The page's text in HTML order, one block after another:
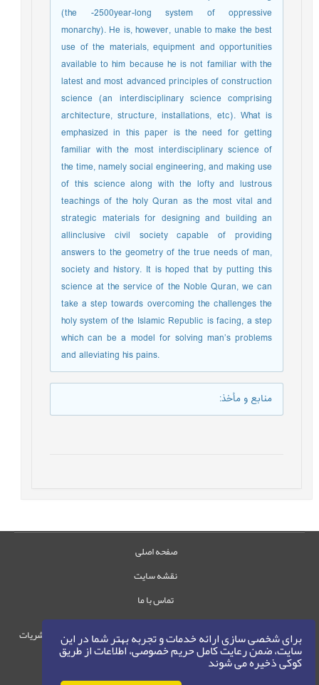
برای شخصی سازی ارائه خدمات و تجربه بهتر شما در این
سایت، ضمن رعایت کامل حریم خصوصی، اطلاعات از طریق
کوکی ذخیره می شوند
(the -2500year-long system of oppressive
monarchy). He is, however, unable to make the best
use of the materials, equipment and opportunities
available to him because he is not familiar with the
latest and most advanced principles of construction
science (an interdisciplinary science comprising
architecture, structure, installations, etc). What is
emphasized in this paper is the need for getting
familiar with the most interdisciplinary science of
the time, namely social engineering, and making use
of this science along with the lofty and lustrous
teachings of the holy Quran as the most vital and
strategic materials for designing and building an
allinclusive civil society capable of providing
answers to the geometry of the true needs of man,
society and history. It is hoped that by putting this
science at the service of the Noble Quran, we can
take a step towards overcoming the challenges the
holy system of the Islamic Republic is facing, a step
which can be a model for solving man’s problems
and alleviating his pains.
منابع و مأخذ:
صفحه اصلی
نقشه سایت
تماس با ما
حقوق این وب‌سایت متعلق به سامانه مدیریت نشریات
رایمگ است.